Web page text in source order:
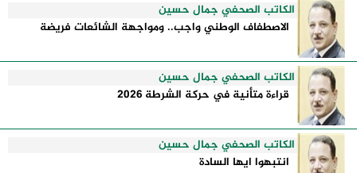
الكاتب الصحفي جمال حسين
الاصطفاف الوطني واجب.. ومواجهة الشائعات فريضة
الكاتب الصحفي جمال حسين
قراءة متأنية في حركة الشرطة 2026
الكاتب الصحفي جمال حسين
انتبهوا ايها السادة